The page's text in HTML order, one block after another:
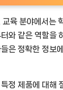
육 분야에서는
와 같은 역할을
은 정확한 정보
정 제품에 대해